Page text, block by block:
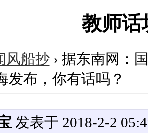
教师话
风船抄› 据东南网：
发布，你有话吗？
发表于 2018-2-2